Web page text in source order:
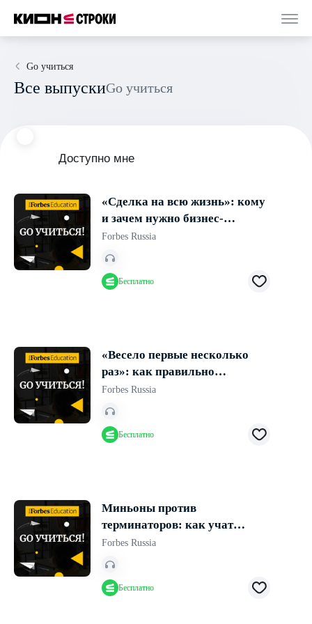
Go учиться
Все выпуски Go учиться
Доступно мне
«Сделка на всю жизнь»: кому
и зачем нужно бизнес-
образование
Forbes Russia
Бесплатно
«Весело первые несколько
раз»: как правильно
выстраивать обучение в
компаниях
Forbes Russia
Бесплатно
Миньоны против
терминаторов: как учат
цифровой трансформации
Forbes Russia
Бесплатно